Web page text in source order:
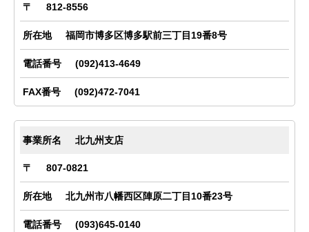
812-8556
福岡市博多区博多駅前三丁目19番8号
(092)413-4649
(092)472-7041
北九州支店
807-0821
北九州市八幡西区陣原二丁目10番23号
(093)645-0140